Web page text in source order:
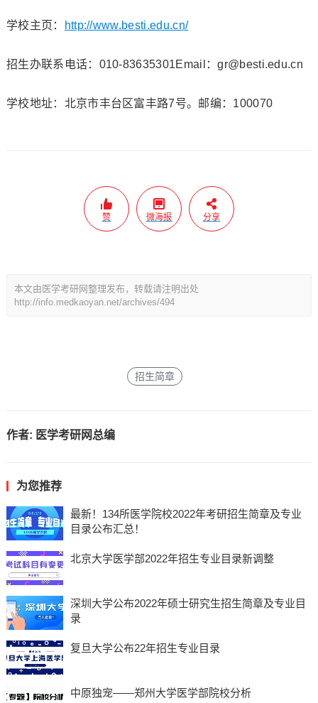
学校主页： http://www.besti.edu.cn/
招生办联系电话：010-83635301Email：gr@besti.edu.cn
学校地址：北京市丰台区富丰路7号。邮编：100070
赞 微海报 分享
本文由医学考研网整理发布，转载请注明出处
http://info.medkaoyan.net/archives/494
招生简章
作者: 医学考研网总编
为您推荐
最新！134所医学院校2022年考研招生简章及专业
目录公布汇总！
北京大学医学部2022年招生专业目录新调整
深圳大学公布2022年硕士研究生招生简章及专业目
录
复旦大学公布22年招生专业目录
中原独宠——郑州大学医学部院校分析